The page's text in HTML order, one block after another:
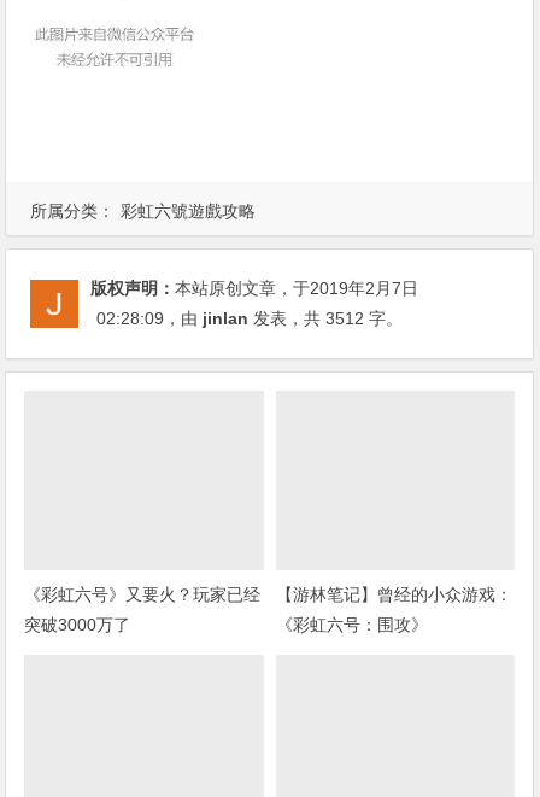
所属分类： 彩虹六號遊戲攻略
版权声明：本站原创文章，于2019年2月7日
02:28:09 ，由 jinlan 发表，共 3512 字。
《彩虹六号》又要火？玩家已经
突破3000万了
【游林笔记】曾经的小众游戏：
《彩虹六号：围攻》